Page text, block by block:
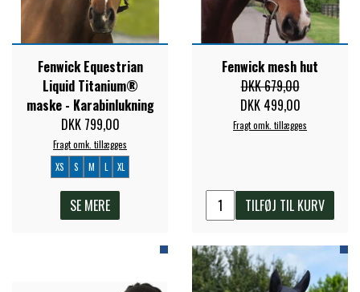
Fenwick Equestrian
Liquid Titanium®
maske - Karabinlukning
DKK 799,00
Fragt omk. tillægges
XS
S M L XL
SE MERE
Fenwick mesh hut
DKK 679,00
DKK 499,00
Fragt omk. tillægges
TILFØJ TIL KURV